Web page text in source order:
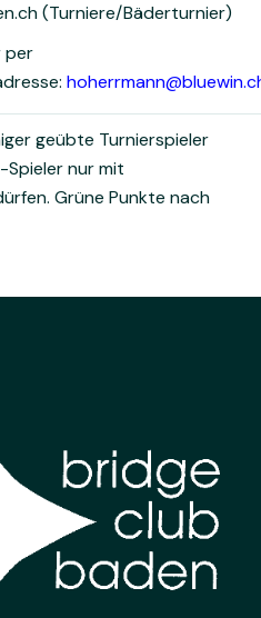
(Turniere/Bäderturnier)
per
geübte Turnierspieler
Spieler nur mit
Grüne Punkte nach